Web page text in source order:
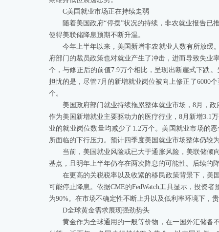
C美国就业市场正在持续走弱
随着美国政府“停摆”状况的持续，非农就业报告
使得美联储降息预期不断升温。
今年上半年以来，美国新增非农就业人数有所放缓
府部门的裁员政策也对就业产生了冲击，进而导致失业
个，与修正后的前值7.9万个相比，呈现出断崖式下跌
担忧的是，尽管7月的新增就业岗位被向上修正了6000
个。
美国政府部门就业持续拖累整体就业市场，8月，
作为美国新增就业主要驱动力的医疗行业，8月新增3.1
业的就业岗位数量均减少了1.2万个。美国就业市场的
所面临的下行压力。预计四季度美国就业市场整体仍较
当前，美国就业风险或已大于通胀风险，美联储倾
基点，且明年上半年仍存在两次降息的可能性。后续的
在更高的关税税率以及收紧的移民政策背景下，美
可能停止降息。依据CME的FedWatch工具显示，投资
为90%。在市场不确定性不断上升以及低利率环境下，
D全球黄金需求展现强劲势头
黄金作为全球通用的一般等价物，在一国外汇储备